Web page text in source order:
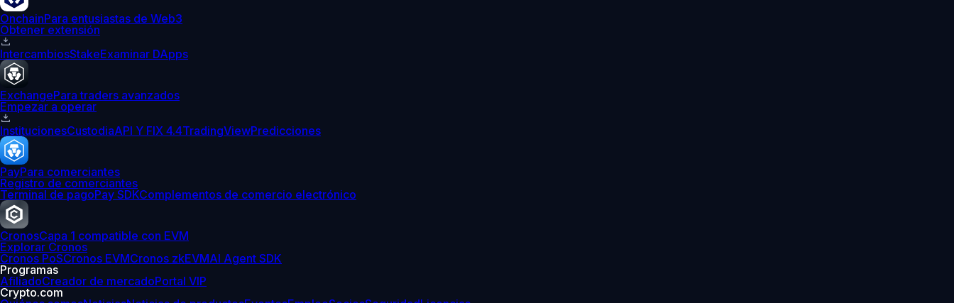
OnchainPara entusiastas de Web3
Obtener extensión
IntercambiosStakeExaminar DApps
ExchangePara traders avanzados
Empezar a operar
InstitucionesCustodiaAPI Y FIX 4.4TradingViewPredicciones
PayPara comerciantes
Registro de comerciantes
Terminal de pagoPay SDKComplementos de comercio electrónico
CronosCapa 1 compatible con EVM
Explorar Cronos
Cronos PoSCronos EVMCronos zkEVMAI Agent SDK
Programas
AfiliadoCreador de mercadoPortal VIP
Crypto.com